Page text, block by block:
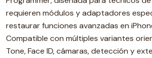
requieren módulos y adaptadores
restaurar funciones avanzadas en
Compatible con múltiples variantes
Tone, Face ID, cámaras, detección y